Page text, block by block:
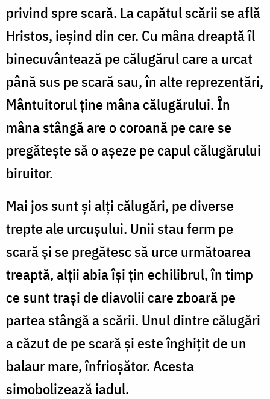
privind spre scară. La capătul scării se află
Hristos, ieșind din cer. Cu mâna dreaptă îl
binecuvântează pe călugărul care a urcat
până sus pe scară sau, în alte reprezentări,
Mântuitorul ține mâna călugărului. În
mâna stângă are o coroană pe care se
pregătește să o așeze pe capul călugărului
biruitor.
Mai jos sunt și alți călugări, pe diverse
trepte ale urcușului. Unii stau ferm pe
scară și se pregătesc să urce următoarea
treaptă, alții abia își țin echilibrul, în timp
ce sunt trași de diavolii care zboară pe
partea stângă a scării. Unul dintre călugări
a căzut de pe scară și este înghițit de un
balaur mare, înfrioșător. Acesta
simobolizează iadul.